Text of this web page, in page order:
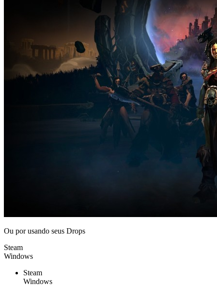
Ou porusando seus Drops
Steam
Windows
Steam
Windows